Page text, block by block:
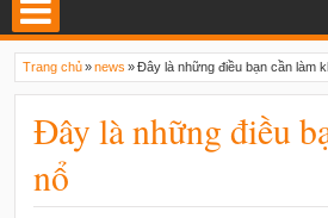
Trang chủ»news »Đây là những điều bạn cần làm
Đây là những điều
nổ